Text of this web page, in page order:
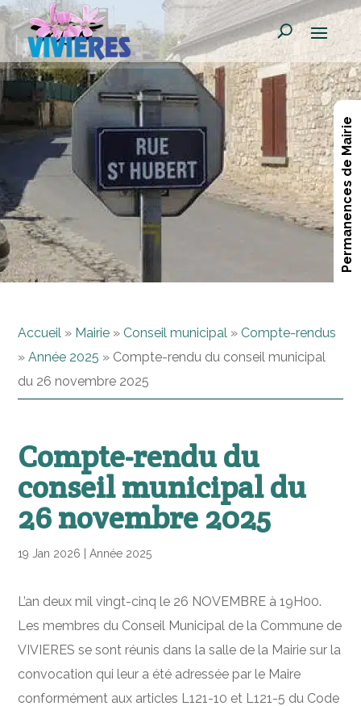
Permanences de Mairie
Accueil » Mairie » Conseil municipal » Compte-rendus
»Année 2025 » Compte-rendu du conseil municipal
du 26 novembre 2025
Compte-rendu du
conseil municipal du
26 novembre 2025
19 Jan 2026 |Année 2025
L’an deux mil vingt-cinq le 26 NOVEMBRE à 19H00.
Les membres du Conseil Municipal de la Commune de
VIVIERES se sont réunis dans la salle de la Mairie sur la
convocation qui leur a été adressée par le Maire
conformément aux articles L121-10 et L121-5 du Code